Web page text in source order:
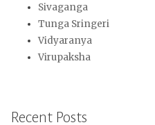
Sivaganga
Tunga Sringeri
Vidyaranya
Virupaksha
Recent Posts